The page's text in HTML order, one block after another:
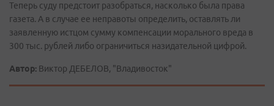
Теперь суду предстоит разобраться, насколько была права
газета. А в случае ее неправоты определить, оставлять ли
заявленную истцом сумму компенсации морального вреда в
300 тыс. рублей либо ограничиться назидательной цифрой.
Автор: Виктор ДЕБЕЛОВ, "Владивосток"